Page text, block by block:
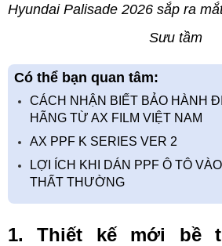
Hyundai Palisade 2026 sắp ra
Sưu tầm
Có thể bạn quan tâm:
CÁCH NHẬN BIẾT BẢO HÀNH
HÃNG TỪ AX FILM VIỆT NAM
AX PPF K SERIES VER 2
LỢI ÍCH KHI DÁN PPF Ô TÔ
THẤT THƯỜNG
1. Thiết kế mới bề